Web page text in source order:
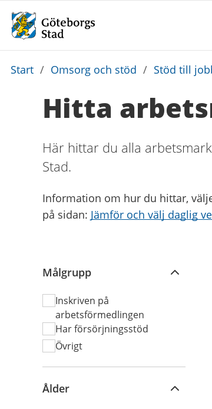
Du
Start / Omsorg och stöd / Stöd till
Hitta
Här hittar du alla
Stad.
Information om hur du hittar,
på sidan: Jämför och välj daglig
Målgrupp
Inskriven på
arbetsförmedlingen​
Har försörjningsstöd
Övrigt
Ålder